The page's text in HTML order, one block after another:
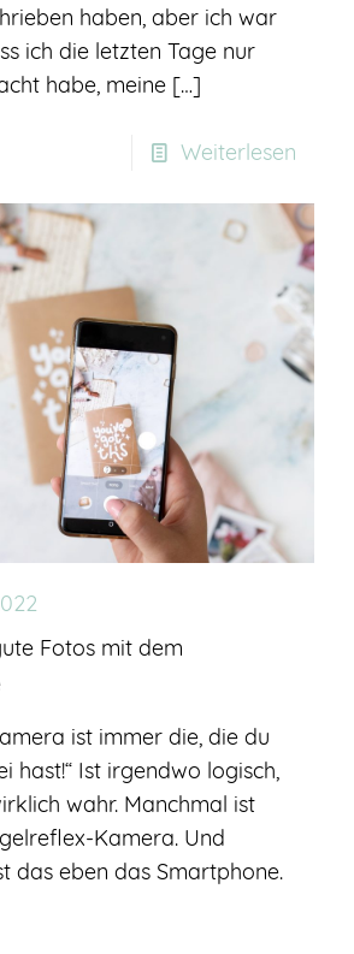
haben, aber ich war
ich die letzten Tage nur
habe, meine […]
Weiterlesen
Fotos mit dem
ist immer die, die du
hast!“ Ist irgendwo logisch,
wahr. Manchmal ist
Kamera. Und
das eben das Smartphone.